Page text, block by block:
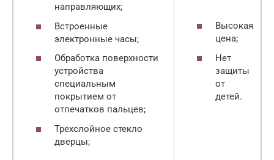
направляющих;
Встроенные
электронные часы;
Обработка поверхности
устройства
специальным
покрытием от
отпечатков пальцев;
Трехслойное стекло
дверцы;
Высокая
цена;
Нет
защиты
от
детей.